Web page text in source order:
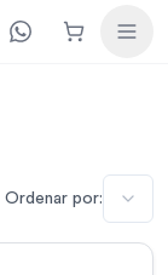
Ordenar por: